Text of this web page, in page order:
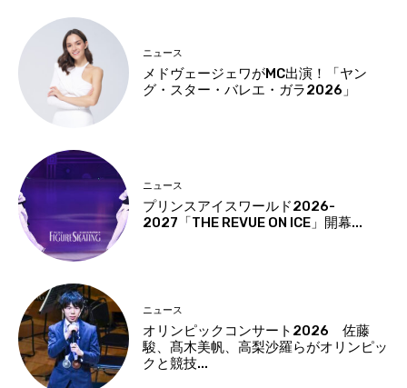
ニュース
メドヴェージェワがMC出演！「ヤン
グ・スター・バレエ・ガラ2026」
ニュース
プリンスアイスワールド2026-
2027「THE REVUE ON ICE」開幕...
ニュース
オリンピックコンサート2026 佐藤
駿、髙木美帆、高梨沙羅らがオリンピッ
クと競技...